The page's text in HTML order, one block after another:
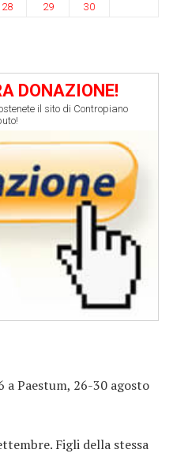
28 29 30
DONAZIONE!
il sito di Contropiano
a Paestum, 26-30 agosto
Figli della stessa